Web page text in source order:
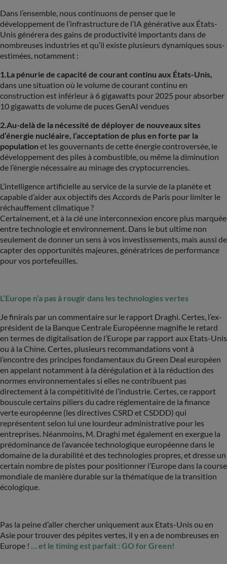
Dans l’ensemble, nous continuons de penser que le
développement de l’infrastructure de l’IA générative aux États-
Unis générera des gains de productivité importants dans de
nombreuses industries et qu’il existe plusieurs dynamiques sous-
estimées, notamment :
1.La pénurie de capacité de courant continu aux États-Unis,
dans une situation où le volume de courant continu en
construction est inférieur à 6 gigawatts pour 2025 pour absorber
10 gigawatts de volume de puces GenAI vendues
2.Au-delà de la nécessité de déployer de nouveaux sites
d’énergie nucléaire, l’acceptation de plus en forte par la
population et les gouvernants de cette énergie controversée, le
développement des piles à combustible, ou même la diminution
de l’énergie nécessaire au minage des cryptocurrencies.
L’intelligence artificielle au service de la survie de la planète et
capable d’aider aux objectifs des Accords de Paris pour limiter le
réchauffement climatique ?
Certainement, et à la clé une interconnexion encore plus marquée
entre technologie et environnement. Dans le but ultime non
seulement de donner un sens à vos investissements, mais aussi de
capter des opportunités majeures, génératrices de performance
pour vos portefeuilles.
L’Europe n’a pas à rougir dans les technologies vertes
Je finirais par un commentaire sur le rapport Draghi. Certes, l’ex-
président de la Banque Centrale Européenne magnifie le retard
en termes de digitalisation de l’Europe par rapport aux Etats-Unis
ou à la Chine. Certes, plusieurs recommandations vont à
l’encontre des principes fondamentaux du Green Deal européen
en appelant notamment à la dérégulation et à la réduction des
normes environnementales si elles ne contribuent pas
directement à la compétitivité de l’industrie. Certes, ce rapport
bouscule certains piliers du cadre réglementaire de la finance
verte européenne (les directives CSRD et CSDDD) qui
représentent selon lui une lourdeur administrative pour les
entreprises. Néanmoins, M. Draghi met également en exergue la
prédominance de l’avancée technologique européenne dans le
domaine de la durabilité et des technologies propres, et dresse un
certain nombre de pistes pour positionner l’Europe dans la course
mondiale de manière durable sur la thématique de la transition
écologique.
Pas la peine d’aller chercher uniquement aux Etats-Unis ou en
Asie pour trouver des pépites vertes, il y en a de nombreuses en
Europe ! … et le timing est parfait : GO for Green!